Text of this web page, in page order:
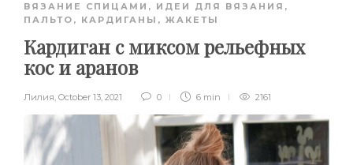
ВЯЗАНИЕ СПИЦАМИ , ИДЕИ ДЛЯ ВЯЗАНИЯ ,
ПАЛЬТО, КАРДИГАНЫ, ЖАКЕТЫ
Кардиган с миксом рельефных
кос и аранов
Лилия, October 13, 2021 0 6 min 2161